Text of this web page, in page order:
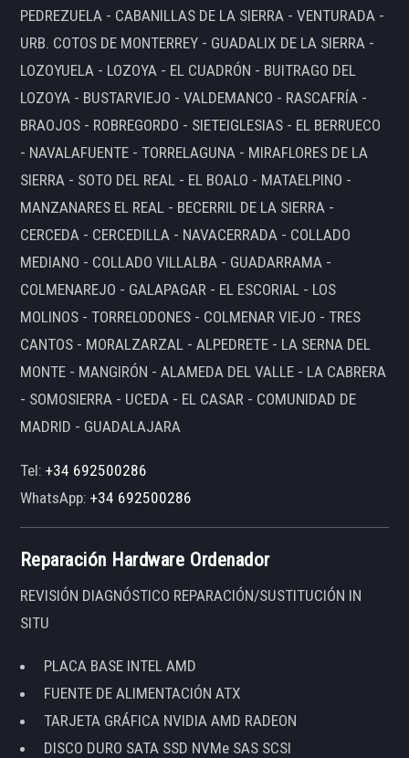
PEDREZUELA - CABANILLAS DE LA SIERRA - VENTURADA -
URB. COTOS DE MONTERREY - GUADALIX DE LA SIERRA -
LOZOYUELA - LOZOYA - EL CUADRÓN - BUITRAGO DEL
LOZOYA - BUSTARVIEJO - VALDEMANCO - RASCAFRÍA -
BRAOJOS - ROBREGORDO - SIETEIGLESIAS - EL BERRUECO
- NAVALAFUENTE - TORRELAGUNA - MIRAFLORES DE LA
SIERRA - SOTO DEL REAL - EL BOALO - MATAELPINO -
MANZANARES EL REAL - BECERRIL DE LA SIERRA -
CERCEDA - CERCEDILLA - NAVACERRADA - COLLADO
MEDIANO - COLLADO VILLALBA - GUADARRAMA -
COLMENAREJO - GALAPAGAR - EL ESCORIAL - LOS
MOLINOS - TORRELODONES - COLMENAR VIEJO - TRES
CANTOS - MORALZARZAL - ALPEDRETE - LA SERNA DEL
MONTE - MANGIRÓN - ALAMEDA DEL VALLE - LA CABRERA
- SOMOSIERRA - UCEDA - EL CASAR - COMUNIDAD DE
MADRID - GUADALAJARA
Tel:+34 692500286
WhatsApp:+34 692500286
Reparación Hardware Ordenador
REVISIÓN DIAGNÓSTICO REPARACIÓN/SUSTITUCIÓN IN
SITU
PLACA BASE INTEL AMD
FUENTE DE ALIMENTACIÓN ATX
TARJETA GRÁFICA NVIDIA AMD RADEON
DISCO DURO SATA SSD NVMe SAS SCSI